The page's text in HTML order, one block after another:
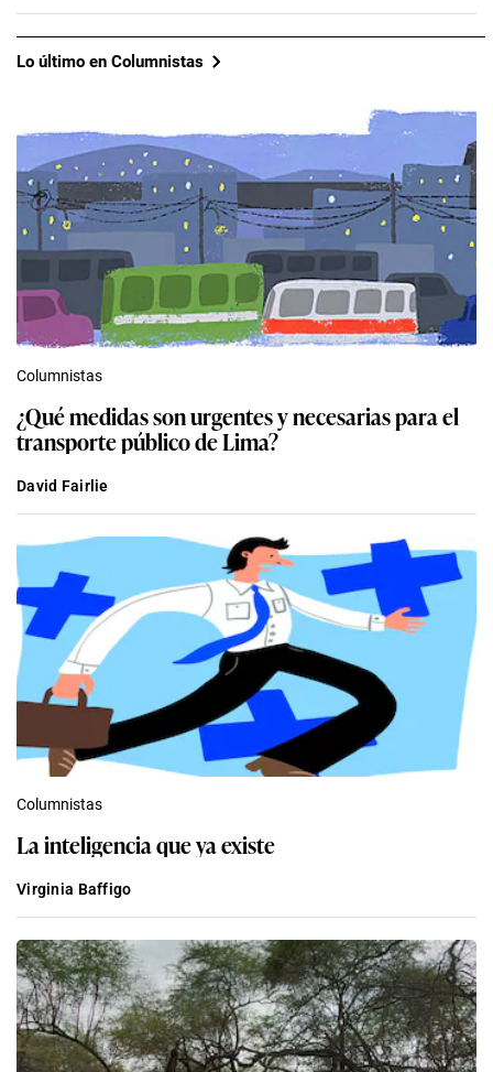
Lo último en Columnistas
Columnistas
¿Qué medidas son urgentes y necesarias para el
transporte público de Lima?
David Fairlie
Columnistas
La inteligencia que ya existe
Virginia Baffigo